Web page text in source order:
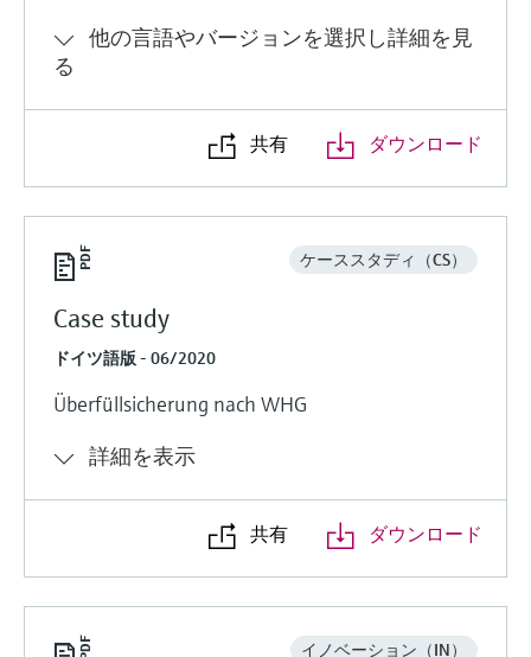
他の言語やバージョンを選択し詳細を見
る
共有 ダウンロード
ケーススタディ（CS）
Case study
ドイツ語版 - 06/2020
Überfüllsicherung nach WHG
詳細を表示
共有 ダウンロード
イノベーション（IN）